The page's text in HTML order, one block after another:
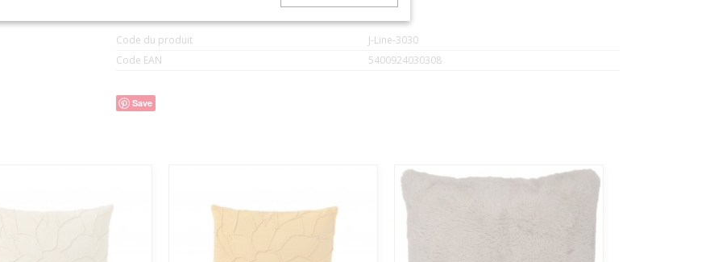
Code du produit
J-Line-3030
Code EAN
5400924030308
Save